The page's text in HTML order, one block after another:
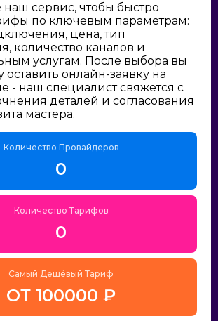
наш сервис, чтобы быстро
по ключевым параметрам:
цена, тип
количество каналов и
услугам. После выбора вы
оставить онлайн-заявку на
- наш специалист свяжется с
деталей и согласования
мастера.
Количество Провайдеров
0
Количество Тарифов
0
Самый Дешёвый Тариф
ОТ 100000 ₽